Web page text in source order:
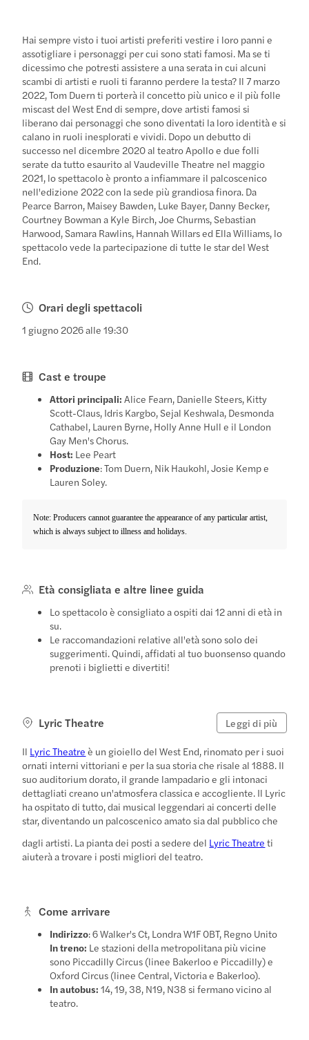
Hai sempre visto i tuoi artisti preferiti vestire i loro panni e
assotigliare i personaggi per cui sono stati famosi. Ma se ti
dicessimo che potresti assistere a una serata in cui alcuni
scambi di artisti e ruoli ti faranno perdere la testa? Il 7 marzo
2022, Tom Duern ti porterà il concetto più unico e il più folle
miscast del West End di sempre, dove artisti famosi si
liberano dai personaggi che sono diventati la loro identità e si
calano in ruoli inesplorati e vividi. Dopo un debutto di
successo nel dicembre 2020 al teatro Apollo e due folli
serate da tutto esaurito al Vaudeville Theatre nel maggio
2021, lo spettacolo è pronto a infiammare il palcoscenico
nell'edizione 2022 con la sede più grandiosa finora. Da
Pearce Barron, Maisey Bawden, Luke Bayer, Danny Becker,
Courtney Bowman a Kyle Birch, Joe Churms, Sebastian
Harwood, Samara Rawlins, Hannah Willars ed Ella Williams, lo
spettacolo vede la partecipazione di tutte le star del West
End.
Orari degli spettacoli
1 giugno 2026 alle 19:30
Cast e troupe
Attori principali: Alice Fearn, Danielle Steers, Kitty
Scott-Claus, Idris Kargbo, Sejal Keshwala, Desmonda
Cathabel, Lauren Byrne, Holly Anne Hull e il London
Gay Men's Chorus.
Host: Lee Peart
Produzione: Tom Duern, Nik Haukohl, Josie Kemp e
Lauren Soley.
Note: Producers cannot guarantee the appearance of any particular artist,
which is always subject to illness and holidays.
Età consigliata e altre linee guida
Lo spettacolo è consigliato a ospiti dai 12 anni di età in
su.
Le raccomandazioni relative all'età sono solo dei
suggerimenti. Quindi, affidati al tuo buonsenso quando
prenoti i biglietti e divertiti!
Lyric Theatre Leggi di più
Il Lyric Theatre è un gioiello del West End, rinomato per i suoi
ornati interni vittoriani e per la sua storia che risale al 1888. Il
suo auditorium dorato, il grande lampadario e gli intonaci
dettagliati creano un'atmosfera classica e accogliente. Il Lyric
ha ospitato di tutto, dai musical leggendari ai concerti delle
star, diventando un palcoscenico amato sia dal pubblico che
dagli artisti. La pianta dei posti a sedere del Lyric Theatre ti
aiuterà a trovare i posti migliori del teatro.
Come arrivare
Indirizzo: 6 Walker's Ct, Londra W1F 0BT, Regno Unito
In treno: Le stazioni della metropolitana più vicine
sono Piccadilly Circus (linee Bakerloo e Piccadilly) e
Oxford Circus (linee Central, Victoria e Bakerloo).
In autobus: 14, 19, 38, N19, N38 si fermano vicino al
teatro.